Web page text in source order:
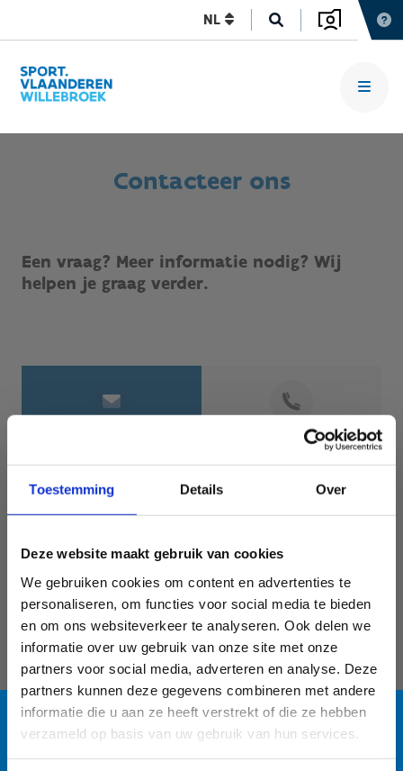
Toestemming Details Over
Deze website maakt gebruik van cookies
We gebruiken cookies om content en advertenties te
personaliseren, om functies voor social media te bieden
en om ons websiteverkeer te analyseren. Ook delen we
informatie over uw gebruik van onze site met onze
partners voor social media, adverteren en analyse. Deze
partners kunnen deze gegevens combineren met andere
informatie die u aan ze heeft verstrekt of die ze hebben
verzameld op basis van uw gebruik van hun services.
NL
Contacteer ons
Een vraag? Meer informatie nodig? Wij
helpen je graag verder.
Geef aan tot welk domein jouw vraag behoort
KIES EEN DOMEIN
Jouw vraag